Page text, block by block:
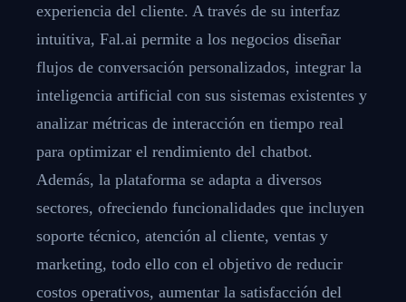
experiencia del cliente. A través de su interfaz
intuitiva, Fal.ai permite a los negocios diseñar
flujos de conversación personalizados, integrar la
inteligencia artificial con sus sistemas existentes y
analizar métricas de interacción en tiempo real
para optimizar el rendimiento del chatbot.
Además, la plataforma se adapta a diversos
sectores, ofreciendo funcionalidades que incluyen
soporte técnico, atención al cliente, ventas y
marketing, todo ello con el objetivo de reducir
costos operativos, aumentar la satisfacción del